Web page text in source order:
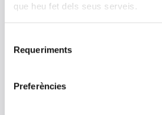
que heu fet dels seus serveis.
Requeriments
Preferències
Directora de los Servicios Territoriales de
Penedès, Teresa Sabater Ripollès,
Presidente del Consejo Rector, Rafael
Ángel Benítez, Director Técnico.
La Dra. Yuliya Poliakova